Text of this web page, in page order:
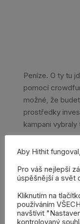
Peníze. O ty tu
pomocí
možné, že
prostředky
kampani
Aby Hithit
Pro váš nejlepší
úspěšnější a svět
Kliknutím na
používáním
navštívit
kontrolovaný